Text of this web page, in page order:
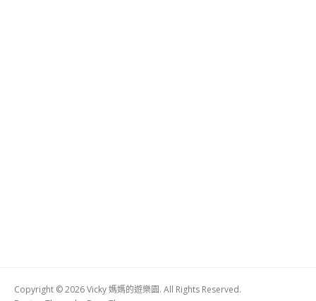
Copyright © 2026 Vicky 媽媽的遊樂園. All Rights Reserved.